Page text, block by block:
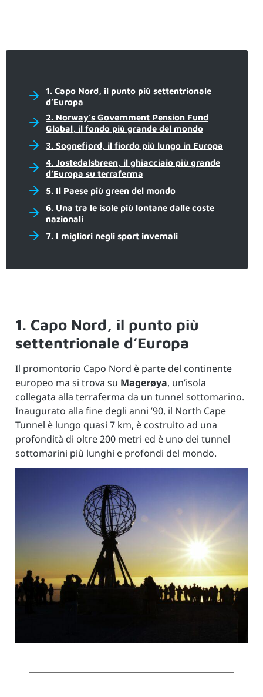
1. Capo Nord, il punto più settentrionale
d’Europa
2. Norway’s Government Pension Fund
Global, il fondo più grande del mondo
3. Sognefjord, il fiordo più lungo in Europa
4. Jostedalsbreen, il ghiacciaio più grande
d’Europa su terraferma
5. Il Paese più green del mondo
6. Una tra le isole più lontane dalle coste
nazionali
7. I migliori negli sport invernali
1. Capo Nord, il punto più
settentrionale d’Europa
Il promontorio Capo Nord è parte del continente
europeo ma si trova su Magerøya, un’isola
collegata alla terraferma da un tunnel sottomarino.
Inaugurato alla fine degli anni ’90, il North Cape
Tunnel è lungo quasi 7 km, è costruito ad una
profondità di oltre 200 metri ed è uno dei tunnel
sottomarini più lunghi e profondi del mondo.